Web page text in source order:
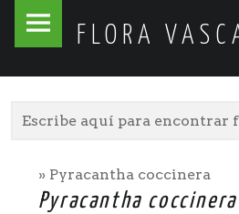
FLORA
Flora
Skip
» Pyracantha coccinera
Pyracantha coccinera